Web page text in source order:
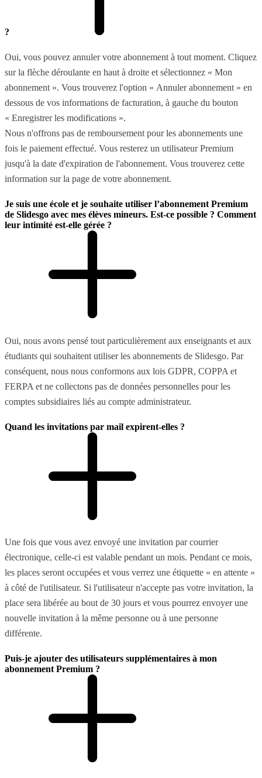
?
Oui, vous pouvez annuler votre abonnement à tout moment. Cliquez
sur la flèche déroulante en haut à droite et sélectionnez « Mon
abonnement ». Vous trouverez l'option « Annuler abonnement » en
dessous de vos informations de facturation, à gauche du bouton
« Enregistrer les modifications ».
Nous n'offrons pas de remboursement pour les abonnements une
fois le paiement effectué. Vous resterez un utilisateur Premium
jusqu'à la date d'expiration de l'abonnement. Vous trouverez cette
information sur la page de votre abonnement.
Je suis une école et je souhaite utiliser l’abonnement Premium
de Slidesgo avec mes élèves mineurs. Est-ce possible ? Comment
leur intimité est-elle gérée ?
Oui, nous avons pensé tout particulièrement aux enseignants et aux
étudiants qui souhaitent utiliser les abonnements de Slidesgo. Par
conséquent, nous nous conformons aux lois GDPR, COPPA et
FERPA et ne collectons pas de données personnelles pour les
comptes subsidiaires liés au compte administrateur.
Quand les invitations par mail expirent-elles ?
Une fois que vous avez envoyé une invitation par courrier
électronique, celle-ci est valable pendant un mois. Pendant ce mois,
les places seront occupées et vous verrez une étiquette « en attente »
à côté de l'utilisateur. Si l'utilisateur n'accepte pas votre invitation, la
place sera libérée au bout de 30 jours et vous pourrez envoyer une
nouvelle invitation à la même personne ou à une personne
différente.
Puis-je ajouter des utilisateurs supplémentaires à mon
abonnement Premium ?